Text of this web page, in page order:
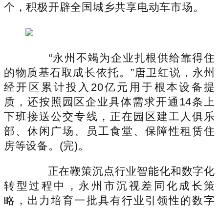
个，积极开辟全国城乡共享电动车市场。
“永州不竭为企业扎根供给靠得住
的物质基石取成长依托。”唐卫红说，永州
经开区累计投入20亿元用于根本设备提
质，还按照园区企业具体需求开通14条上
下班接送公交专线，正在园区建工人俱乐
部、休闲广场、员工食堂、保障性租赁住
房等设备。(完)。
正在鞭策沉点行业智能化和数字化
转型过程中，永州市沉视差同化成长策
略，出力培育一批具有行业引领性的数字